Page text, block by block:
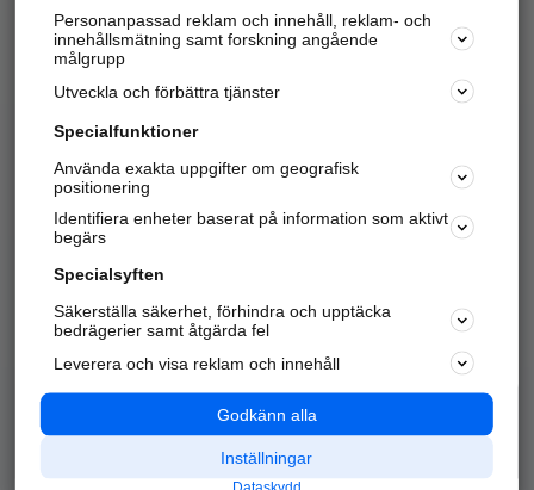
Hitta telefonnummer, adresser, företagsinfo mm.
Marknadsför företaget
Kom igång och annonsera mot
samarbetspartners nära dig.
Alla kategorier
Populära sökningar
API & Kartor
Annonsera
Integritet
Nödnummer
Personanpassad reklam och innehåll, reklam- och
innehållsmätning samt forskning angående
målgrupp
Utveckla och förbättra tjänster
Specialfunktioner
Använda exakta uppgifter om geografisk
positionering
Identifiera enheter baserat på information som aktivt
begärs
Specialsyften
Säkerställa säkerhet, förhindra och upptäcka
bedrägerier samt åtgärda fel
Leverera och visa reklam och innehåll
Godkänn alla
Inställningar
Dataskydd